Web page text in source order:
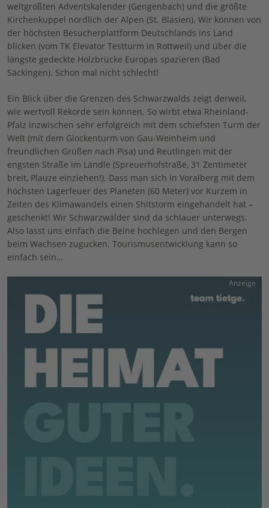
weltgrößten Adventskalender (Gengenbach) und die größte
Kirchenkuppel nördlich der Alpen (St. Blasien). Wir können von
der höchsten Besucherplattform Deutschlands ins Land
blicken (vom TK Elevator Testturm in Rottweil) und über die
längste gedeckte Holzbrücke Europas spazieren (Bad
Säckingen). Schon mal nicht schlecht!
Ein Blick über die Grenzen des Schwarzwalds zeigt derweil,
wie wertvoll Rekorde sein können. So wirbt etwa Rheinland-
Pfalz inzwischen sehr erfolgreich mit dem schiefsten Turm der
Welt (mit dem Glockenturm von Gau-Weinheim und
freundlichen Grüßen nach Pisa) und Reutlingen mit der
engsten Straße im Ländle (Spreuerhofstraße, 31 Zentimeter
breit, Plauze einziehen!). Dass man sich in Voralberg mit dem
höchsten Lagerfeuer des Planeten (60 Meter) vor Kurzem in
Zeiten des Klimawandels einen Shitstorm eingehandelt hat –
geschenkt! Wir Schwarzwälder sind da schlauer unterwegs.
Also lasst uns einfach die Beine hochlegen und den Bergen
beim Wachsen zugucken. Tourismusentwicklung kann so
einfach sein…
Anzeige